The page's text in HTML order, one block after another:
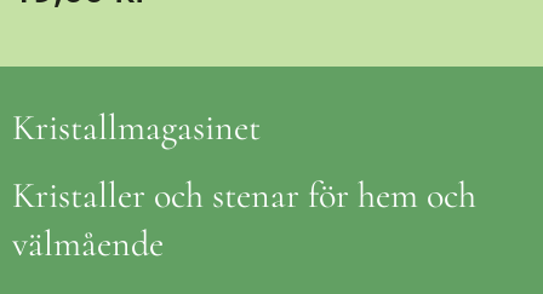
Kristallmagasinet
Kristaller och stenar för hem och
välmående